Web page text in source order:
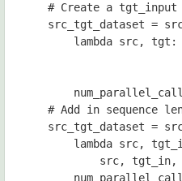
# Create a tgt_input
src_tgt_dataset =
lambda src, tgt :
# Add in sequence
src_tgt_dataset =
lambda src,
src, tgt_in,